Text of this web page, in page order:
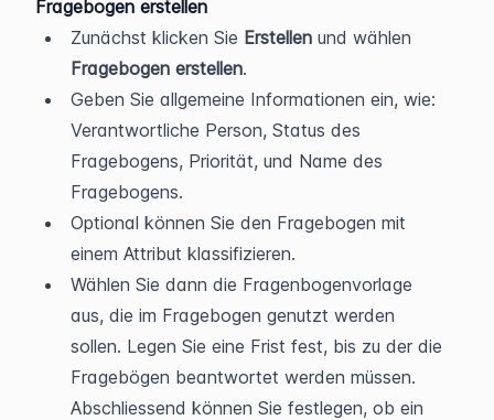
Fragebogen erstellen
Zunächst klicken Sie Erstellen
Fragebogen erstellen.
Geben Sie allgemeine Informationen ein, wie:
Verantwortliche Person, Status des
Fragebogens, Priorität, und Name des
Fragebogens.
Optional können Sie den Fragebogen mit
einem Attribut klassifizieren.
Wählen Sie dann die Fragenbogenvorlage
aus, die im Fragebogen genutzt werden
sollen. Legen Sie eine Frist fest, bis zu der die
Fragebögen beantwortet werden müssen.
Abschliessend können Sie festlegen, ob ein